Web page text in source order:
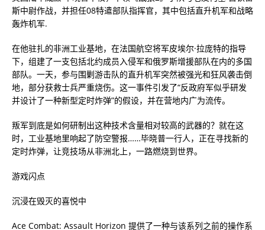
斯中尉作战，并担任08特遣部队指挥官，其中包括直升机军和战略
轰炸机军.
在他驻扎的非洲工业基地，在法国航空将军皮埃尔·拉庞特的指导
下，组建了一支包括北约成员入侵军和俄罗斯增援部队在内的多国
部队。一天，参与围剿游击队的直升机军突然被强光和狂风袭击倒
地，部分获救士兵严重烧伤。这一事件引发了“反政府军似乎研发
并设计了一种新型定时炸弹”的假设，并在营地内广为流传。
叛军到底是如何研制出这种技术含量相对较高的武器的？就在这
时，工业基地里响起了防空警报……毕晓普一行人，正在寻找新的
定时炸弹，让竞技场从非洲北上，一路燃烧到世界。
游戏闪点
沉浸在毁灭的喜悦中
Ace Combat: Assault Horizo​​n 提供了一种与该系列之前的操作系